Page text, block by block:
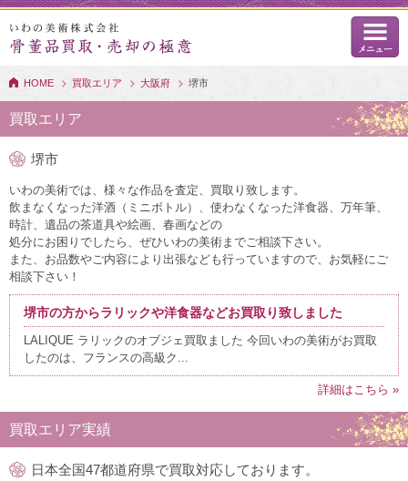
HOME 買取エリア 大阪府 堺市
買取エリア
堺市
いわの美術では、様々な作品を査定、買取り致します。
飲まなくなった洋酒（ミニボトル）、使わなくなった洋食器、万年筆、
時計、遺品の茶道具や絵画、春画などの
処分にお困りでしたら、ぜひいわの美術までご相談下さい。
また、お品数やご内容により出張なども行っていますので、お気軽にご
相談下さい！
堺市の方からラリックや洋食器などお買取り致しました
LALIQUE ラリックのオブジェ買取ました 今回いわの美術がお買取
したのは、フランスの高級ク...
詳細はこちら »
買取エリア実績
日本全国47都道府県で買取対応しております。